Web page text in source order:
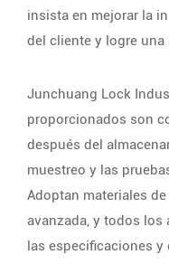
insista en mejorar la
del cliente y logre
Junchuang Lock
proporcionados son
después del
muestreo y las
Adoptan materiales
avanzada, y todos los
las especificaciones